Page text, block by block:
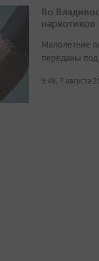
Во
наркотиков
Малолетние
переданы под
9:48, 7 августа